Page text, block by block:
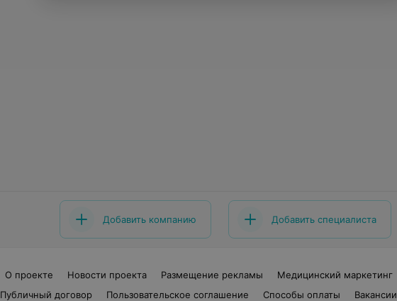
Добавить компанию Добавить специалиста
О проекте Новости проекта Размещение рекламы
Медицинский маркетинг
Публичный договор
Пользовательское соглашение Способы оплаты Вакансии